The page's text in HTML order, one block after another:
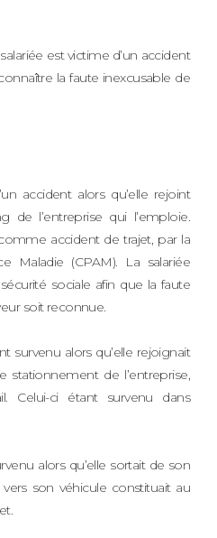
est victime d’un accident
la faute inexcusable de
accident alors qu’elle rejoint
de l’entreprise qui l’emploie.
accident de trajet, par la
Maladie (CPAM). La salariée
sociale afin que la faute
soit reconnue.
survenu alors qu’elle rejoignait
stationnement de l’entreprise,
Celui-ci étant survenu dans
alors qu’elle sortait de son
vers son véhicule constituait au